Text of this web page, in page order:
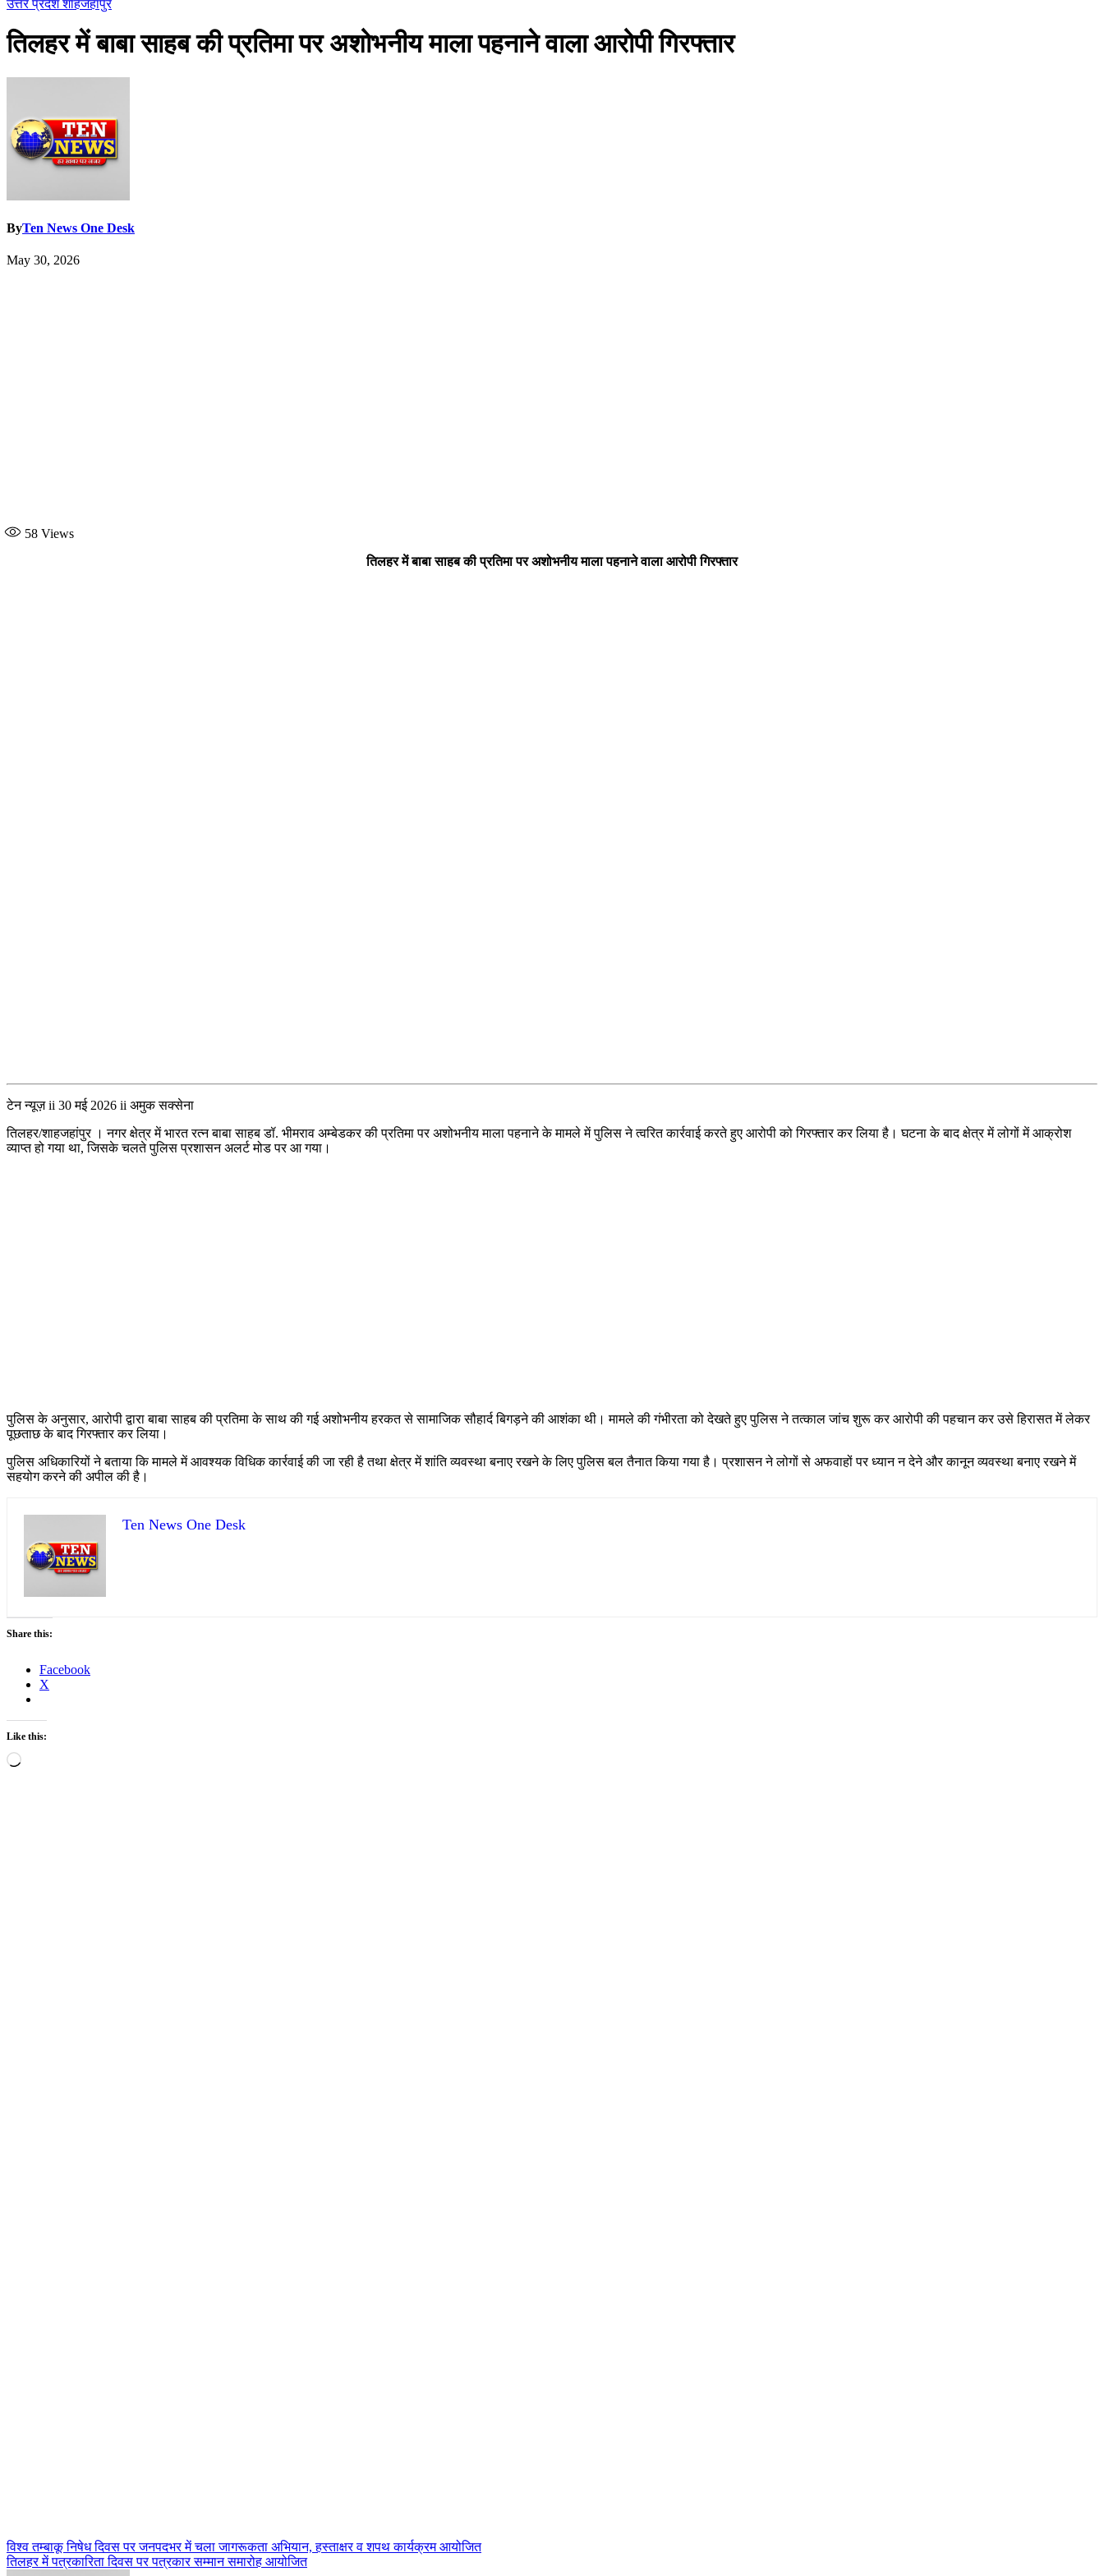
उत्तर प्रदेशशाहजहांपुर
तिलहर में बाबा साहब की प्रतिमा पर अशोभनीय माला पहनाने वाला आरोपी गिरफ्तार
ByTen News One Desk
May 30, 2026
58 Views
तिलहर में बाबा साहब की प्रतिमा पर अशोभनीय माला पहनाने वाला आरोपी गिरफ्तार
टेन न्यूज़ ii 30 मई 2026 ii अमुक सक्सेना
तिलहर/शाहजहांपुर । नगर क्षेत्र में भारत रत्न बाबा साहब डॉ. भीमराव अम्बेडकर की प्रतिमा पर अशोभनीय माला पहनाने के मामले में पुलिस ने त्वरित कार्रवाई करते हुए आरोपी को गिरफ्तार कर लिया है। घटना के बाद क्षेत्र में लोगों में आक्रोश
व्याप्त हो गया था, जिसके चलते पुलिस प्रशासन अलर्ट मोड पर आ गया।
पुलिस के अनुसार, आरोपी द्वारा बाबा साहब की प्रतिमा के साथ की गई अशोभनीय हरकत से सामाजिक सौहार्द बिगड़ने की आशंका थी। मामले की गंभीरता को देखते हुए पुलिस ने तत्काल जांच शुरू कर आरोपी की पहचान कर उसे हिरासत में लेकर
पूछताछ के बाद गिरफ्तार कर लिया।
पुलिस अधिकारियों ने बताया कि मामले में आवश्यक विधिक कार्रवाई की जा रही है तथा क्षेत्र में शांति व्यवस्था बनाए रखने के लिए पुलिस बल तैनात किया गया है। प्रशासन ने लोगों से अफवाहों पर ध्यान न देने और कानून व्यवस्था बनाए रखने में
सहयोग करने की अपील की है।
Ten News One Desk
Share this:
Facebook
X
Like this:
Loading…
Post
विश्व तम्बाकू निषेध दिवस पर जनपदभर में चला जागरूकता अभियान, हस्ताक्षर व शपथ कार्यक्रम आयोजित
तिलहर में पत्रकारिता दिवस पर पत्रकार सम्मान समारोह आयोजित